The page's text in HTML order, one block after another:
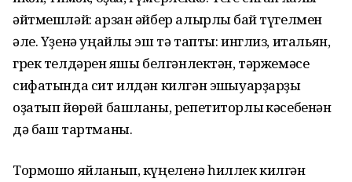
әйтмешләй: арзан әйбер алырлыҡ бай түгелмен
әле. Үҙенә уңайлы эш тә тапты: инглиз, итальян,
грек телдәрен яҡшы белгәнлектән, тәржемәсе
сифатында сит илдән килгән эшҡыуарҙарҙы
оҙатып йөрөй башланы, репетиторлыҡ кәсебенән
дә баш тартманы.
Тормошо яйланып, күңеленә һиллек килгән